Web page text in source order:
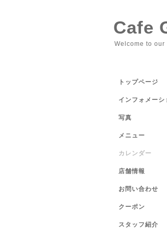
Cafe
Welcome to our
トップページ
インフォメーシ
写真
メニュー
カレンダー
店舗情報
お問い合わせ
クーポン
スタッフ紹介